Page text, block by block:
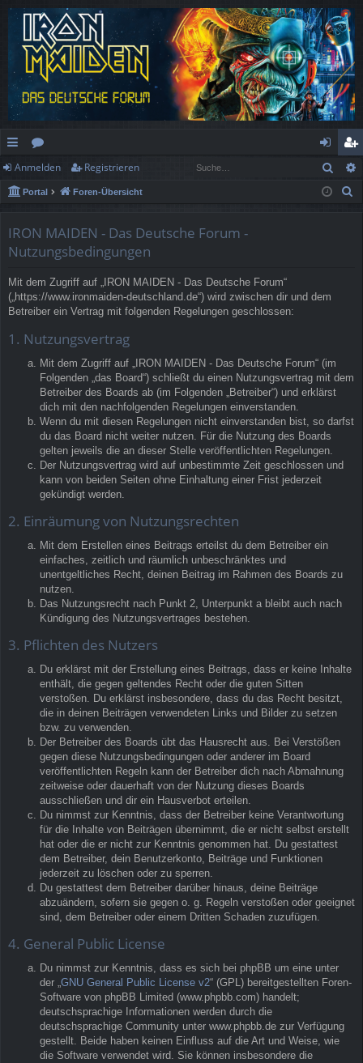
ch
ne
ug
rif
f
or
en
n
m
eg
ist
Anmelden Registrieren
Portal Foren-Übersicht
IRON MAIDEN - Das Deutsche Forum -
Nutzungsbedingungen
Mit dem Zugriff auf „IRON MAIDEN - Das Deutsche Forum“
(„https://www.ironmaiden-deutschland.de“) wird zwischen dir und dem
Betreiber ein Vertrag mit folgenden Regelungen geschlossen:
1. Nutzungsvertrag
Mit dem Zugriff auf „IRON MAIDEN - Das Deutsche Forum“ (im
Folgenden „das Board“) schließt du einen Nutzungsvertrag mit dem
Betreiber des Boards ab (im Folgenden „Betreiber“) und erklärst
dich mit den nachfolgenden Regelungen einverstanden.
Wenn du mit diesen Regelungen nicht einverstanden bist, so darfst
du das Board nicht weiter nutzen. Für die Nutzung des Boards
gelten jeweils die an dieser Stelle veröffentlichten Regelungen.
Der Nutzungsvertrag wird auf unbestimmte Zeit geschlossen und
kann von beiden Seiten ohne Einhaltung einer Frist jederzeit
gekündigt werden.
2. Einräumung von Nutzungsrechten
Mit dem Erstellen eines Beitrags erteilst du dem Betreiber ein
einfaches, zeitlich und räumlich unbeschränktes und
unentgeltliches Recht, deinen Beitrag im Rahmen des Boards zu
nutzen.
Das Nutzungsrecht nach Punkt 2, Unterpunkt a bleibt auch nach
Kündigung des Nutzungsvertrages bestehen.
3. Pflichten des Nutzers
Du erklärst mit der Erstellung eines Beitrags, dass er keine Inhalte
enthält, die gegen geltendes Recht oder die guten Sitten
verstoßen. Du erklärst insbesondere, dass du das Recht besitzt,
die in deinen Beiträgen verwendeten Links und Bilder zu setzen
bzw. zu verwenden.
Der Betreiber des Boards übt das Hausrecht aus. Bei Verstößen
gegen diese Nutzungsbedingungen oder anderer im Board
veröffentlichten Regeln kann der Betreiber dich nach Abmahnung
zeitweise oder dauerhaft von der Nutzung dieses Boards
ausschließen und dir ein Hausverbot erteilen.
Du nimmst zur Kenntnis, dass der Betreiber keine Verantwortung
für die Inhalte von Beiträgen übernimmt, die er nicht selbst erstellt
hat oder die er nicht zur Kenntnis genommen hat. Du gestattest
dem Betreiber, dein Benutzerkonto, Beiträge und Funktionen
jederzeit zu löschen oder zu sperren.
Du gestattest dem Betreiber darüber hinaus, deine Beiträge
abzuändern, sofern sie gegen o. g. Regeln verstoßen oder geeignet
sind, dem Betreiber oder einem Dritten Schaden zuzufügen.
4. General Public License
Du nimmst zur Kenntnis, dass es sich bei phpBB um eine unter
der „GNU General Public License v2“ (GPL) bereitgestellten Foren-
Software von phpBB Limited (www.phpbb.com) handelt;
deutschsprachige Informationen werden durch die
deutschsprachige Community unter www.phpbb.de zur Verfügung
gestellt. Beide haben keinen Einfluss auf die Art und Weise, wie
die Software verwendet wird. Sie können insbesondere die